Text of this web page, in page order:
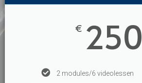
€ 250
2 modules/6 videolessen